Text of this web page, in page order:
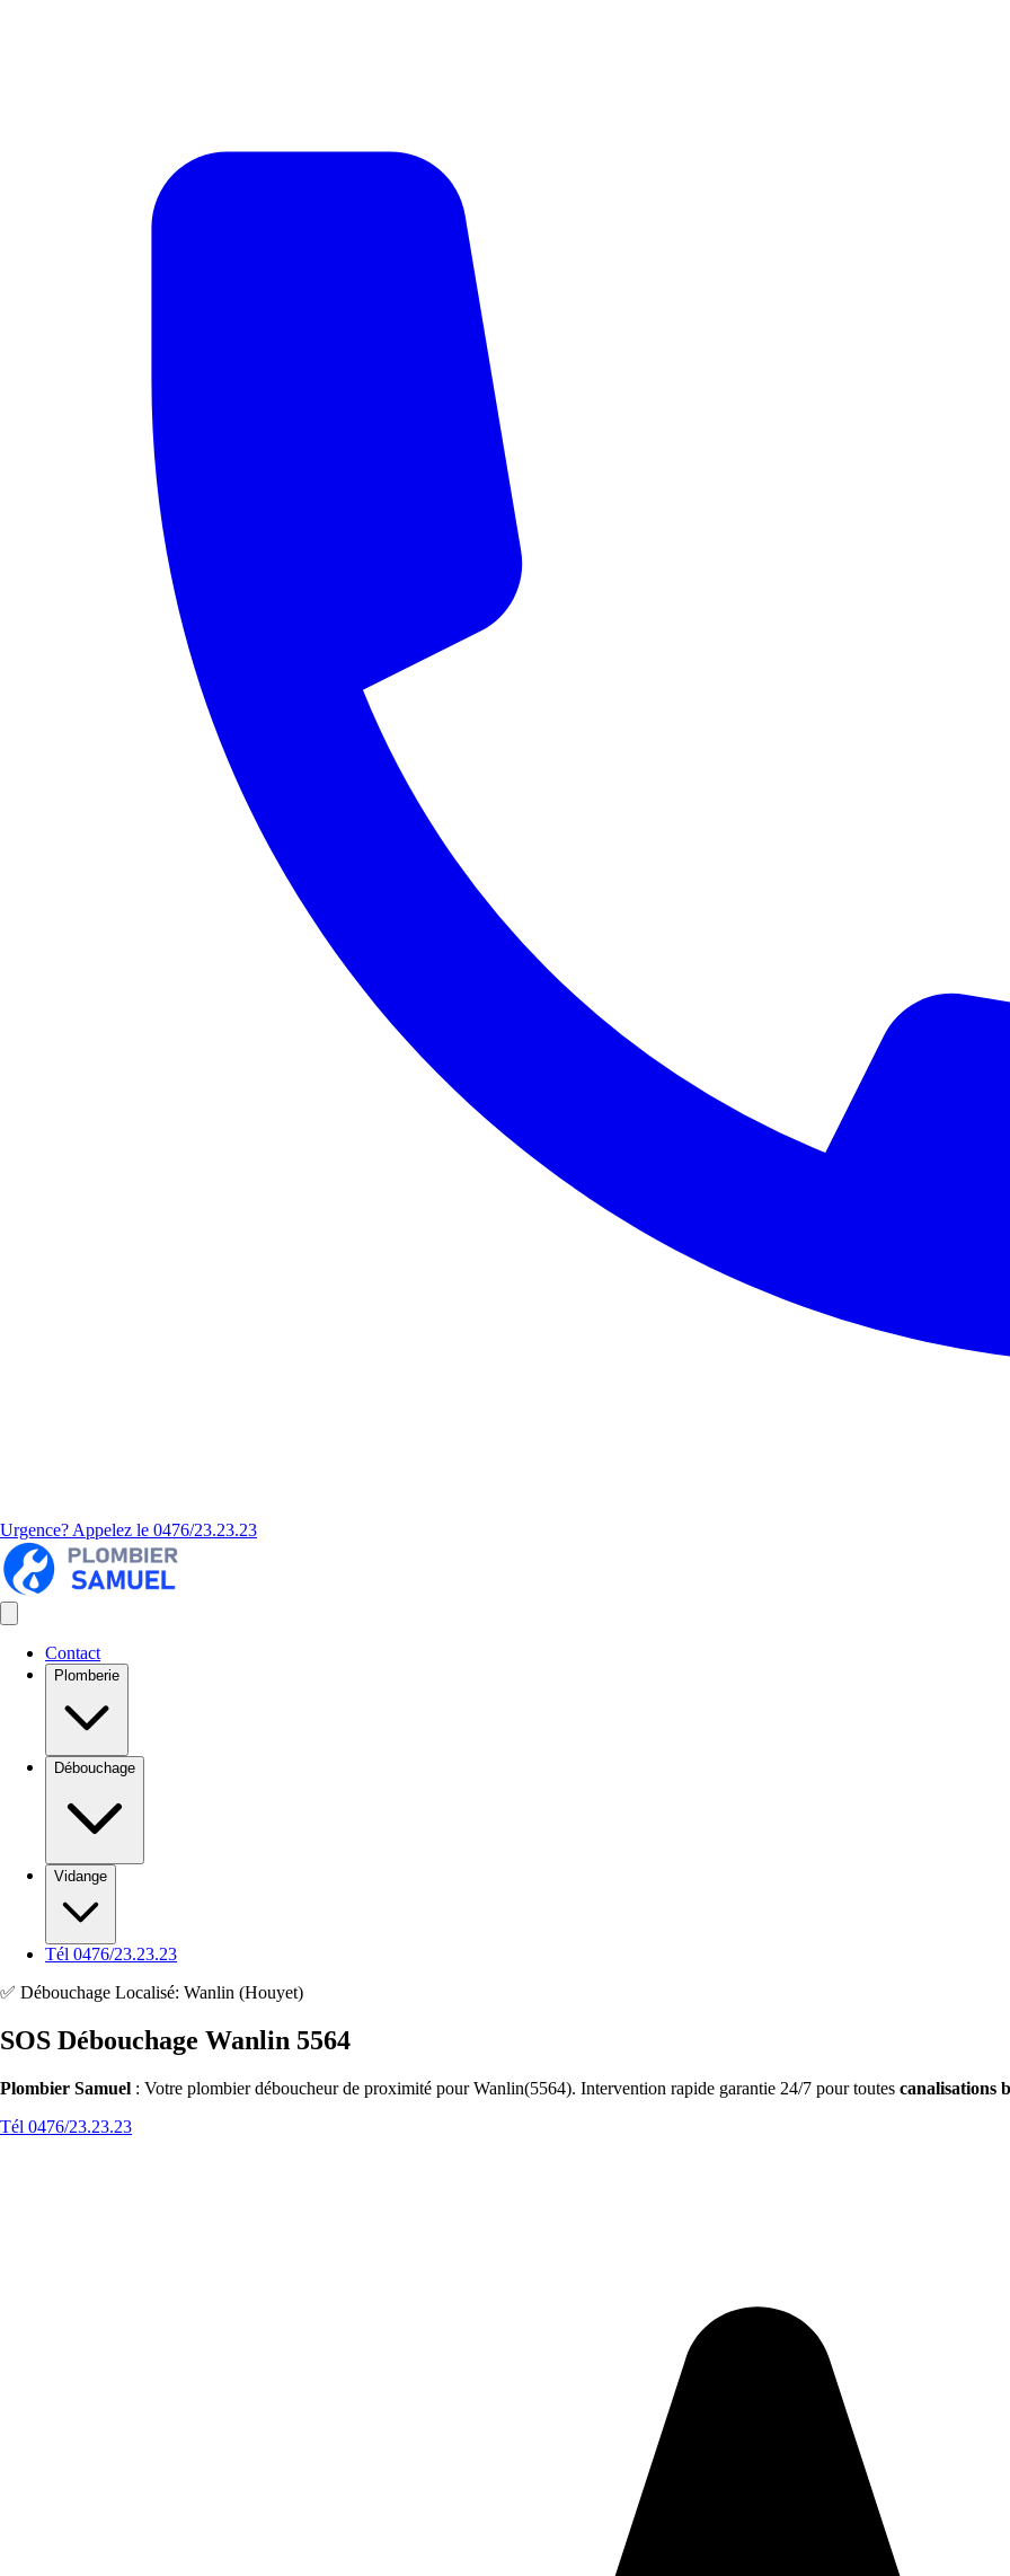
Urgence? Appelez le 0476/23.23.23
Contact
Plomberie
Débouchage
Vidange
Tél 0476/23.23.23
✅ Débouchage Localisé: Wanlin (Houyet)
SOS Débouchage Wanlin 5564
Plombier Samuel : Votre plombier déboucheur de proximité pour Wanlin(5564). Intervention rapide garantie 24/7 pour toutes canalisations
Tél 0476/23.23.23